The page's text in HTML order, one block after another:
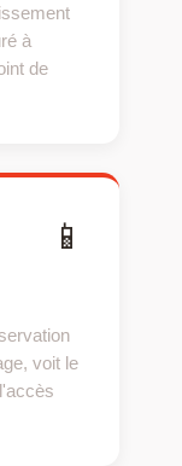
à
de
📱
voit le